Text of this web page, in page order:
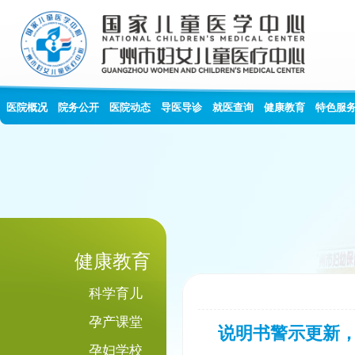
医院概况 院务公开 医院动态 导医导诊 就医查询 健康教育 特色服
健康教育
科学育儿
孕产课堂
孕妇学校
说明书警示更新